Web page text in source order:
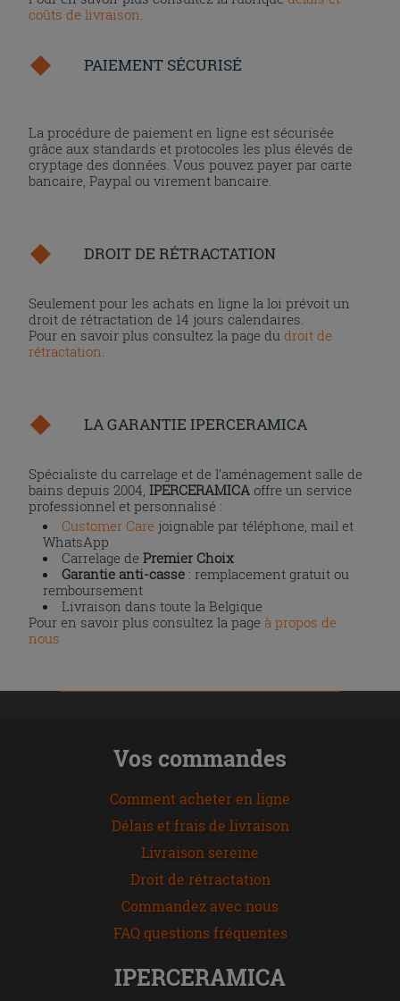
coûts de livraison
PAIEMENT SÉCURISÉ
La procédure de paiement en ligne est sécurisée
grâce aux standards et protocoles les plus élevés de
cryptage des données. Vous pouvez payer par carte
bancaire, Paypal ou virement bancaire.
DROIT DE RÉTRACTATION
Seulement pour les achats en ligne la loi prévoit un
droit de rétractation de 14 jours calendaires.
Pour en savoir plus consultez la page dudroit de
rétractation
LA GARANTIE IPERCERAMICA
Spécialiste du carrelage et de l’aménagement salle de
bains depuis 2004,IPERCERAMICA offre un service
professionnel et personnalisé :
Customer Care joignable par téléphone, mail et
WhatsApp
Carrelage dePremier Choix
Garantie anti-casse : remplacement gratuit ou
remboursement
Livraison dans toute la Belgique
Pour en savoir plus consultez la page à propos de
nous
Vos commandes
Comment acheter en ligne
Délais et frais de livraison
Livraison sereine
Droit de rétractation
Commandez avec nous
FAQ questions fréquentes
IPERCERAMICA